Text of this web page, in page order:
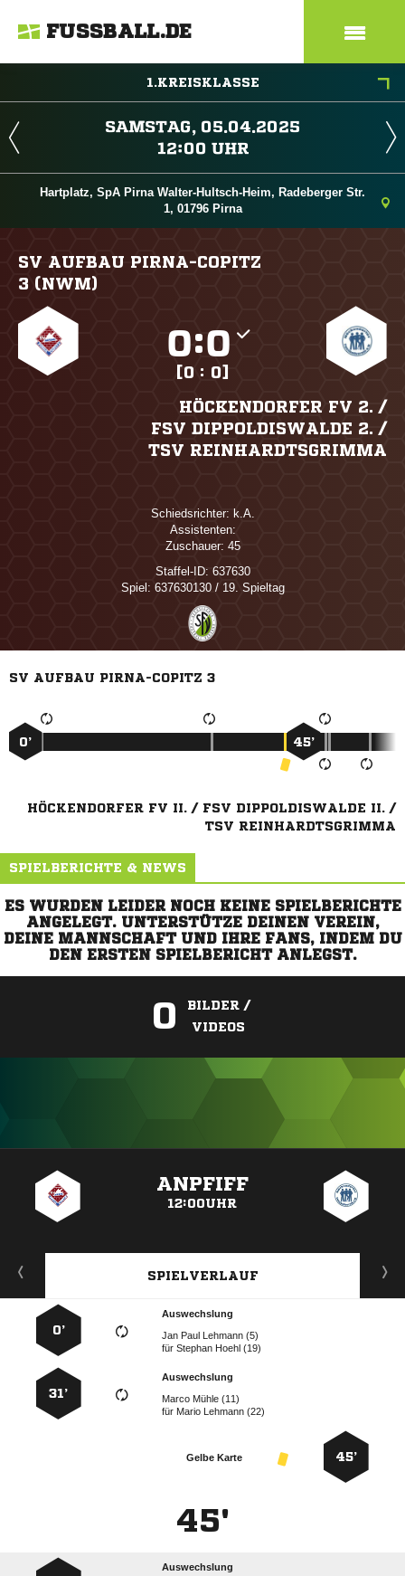
FUSSBALL.DE
1.KREISKLASSE
 
 
Hartplatz, SpA Pirna Walter-Hultsch-Heim, Radeberger Str.
1, 01796 Pirna
SV AUFBAU PIRNA-COPITZ
3 (NWM)
:
[0 : 0]
HÖCKENDORFER FV 2. /​
FSV DIPPOLDISWALDE 2. /​
TSV REINHARDTSGRIMMA
Schiedsrichter: 
Assistenten:
Zuschauer: 45
Staffel-ID: 637630
Spiel: 637630130 / 19. Spieltag
SV AUFBAU PIRNA-COPITZ 3
0’ 45’
HÖCKENDORFER FV II. / FSV DIPPOLDISWALDE II. /
TSV REINHARDTSGRIMMA
SPIELBERICHTE & NEWS
ES WURDEN LEIDER NOCH KEINE SPIELBERICHTE
ANGELEGT. UNTERSTÜTZE DEINEN VEREIN,
DEINE MANNSCHAFT UND IHRE FANS, INDEM DU
DEN ERSTEN SPIELBERICHT ANLEGST.
0
BILDER /
VIDEOS
ANPFIFF
12:00UHR
SPIELVERLAUF
Auswechslung
   
für  
0’
Auswechslung
  
für   
31’
45’
Gelbe Karte
45'
Auswechslung